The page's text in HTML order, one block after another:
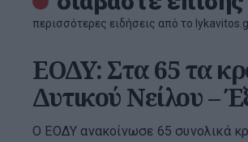
περισσότερες ειδήσεις από το
ΕΟΔΥ: Στα 65 τα
Δυτικού Νείλου –
Ο ΕΟΔΥ ανακοίνωσε 65 συνολικά